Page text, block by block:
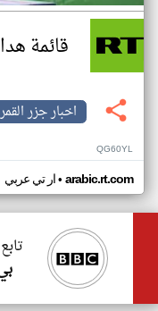
قائمة
اخبار جزر القمر
QG60YL
ار تي عربي• arabic.rt.com